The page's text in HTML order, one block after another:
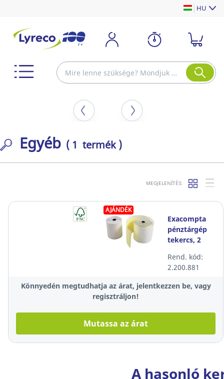
HU
Egyéb ( 1 termék )
MEGJELENÍTÉS:
AJÁNDÉK
Exacompta
pénztárgép
tekercs, 2
76×70×12
mm, 25 m, 10
db/csomag
Rend. kód:
2.200.881
Könnyedén megtudhatja az árat, jelentkezzen be, vagy
regisztráljon!
Mutassa az árat
A hasonló